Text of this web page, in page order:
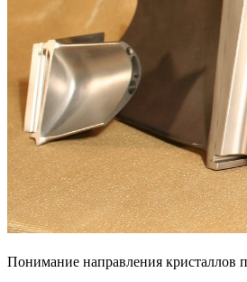
Понимание направления кристаллов